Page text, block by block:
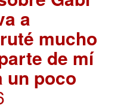
a
mucho
de mí
un poco